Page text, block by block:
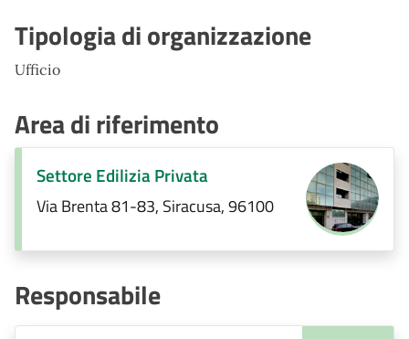
Tipologia di organizzazione
Ufficio
Area di riferimento
Settore Edilizia Privata
Via Brenta 81-83, Siracusa, 96100
Responsabile